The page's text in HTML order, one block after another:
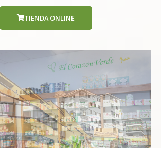
TIENDA ONLINE